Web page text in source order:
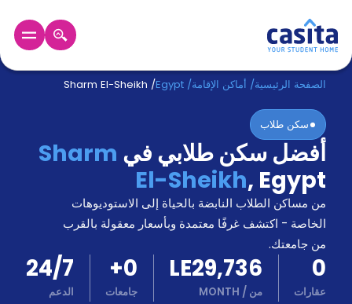
الرئيسية عربي EGP
دخول
حجز
السكن
نحن؟
المدونة
أخبر
أصدقائك
الصفحة الرئيسية/ أماكن الإقامة/
Egypt
/
Sharm El-Sheikh
سكن طلاب
أفضل سكن طلابي في Sharm
El-Sheikh, Egypt
من مساكن الطلاب النابضة بالحياة إلى الاستوديوهات
الخاصة - اكتشف غرفًا معتمدة وبأسعار معقولة بالقرب
من جامعتك.
0
عقارات
LE29,736
من /
MONTH
0
+
جامعات
24/7
الدعم